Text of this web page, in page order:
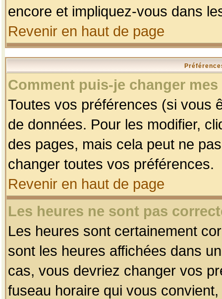
encore et impliquez-vous dans
Revenir en haut de page
Comment puis-je changer
Toutes vos préférences (si vous
de données. Pour les modifier,
des pages, mais cela peut ne
changer toutes vos préférences.
Revenir en haut de page
Les heures ne sont pas
Les heures sont certainement
sont les heures affichées dans
cas, vous devriez changer vos
fuseau horaire qui vous